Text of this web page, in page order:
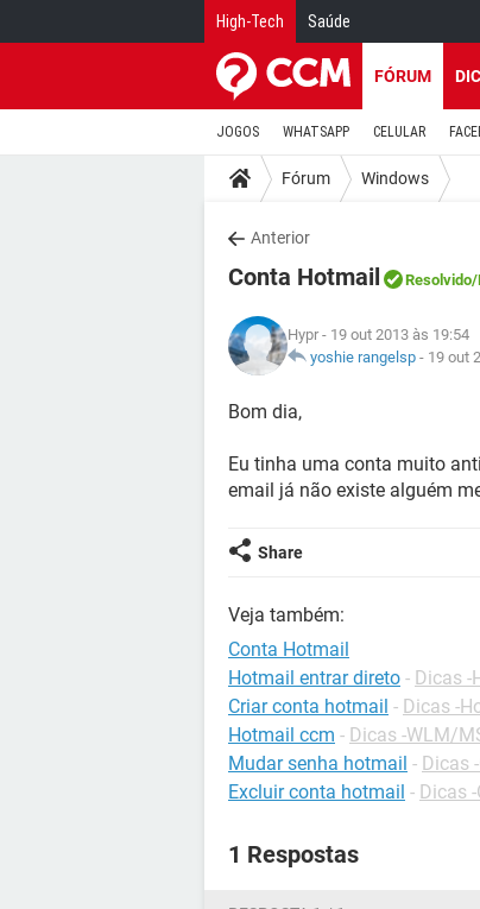
High-Tech Saúde
FÓRUM
JOGOS WHATSAPP CELULAR
Fórum Windows
Anterior
Conta Hotmail Resolvido/
Hypr - 19 out 2013 às 19:54
yoshie rangelsp - 19 out
Bom dia,
Eu tinha uma conta muito
email já não existe alguém
Share
Veja também:
Conta Hotmail
Hotmail entrar direto - Dicas -
Criar conta hotmail - Dicas -
Hotmail ccm - Dicas -WLM/
Mudar senha hotmail - Dicas
Excluir conta hotmail - Dicas
1 Respostas